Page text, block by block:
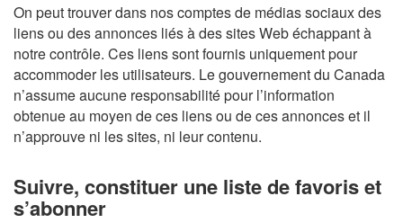
On peut trouver dans nos comptes de médias sociaux des
liens ou des annonces liés à des sites Web échappant à
notre contrôle. Ces liens sont fournis uniquement pour
accommoder les utilisateurs. Le gouvernement du Canada
n’assume aucune responsabilité pour l’information
obtenue au moyen de ces liens ou de ces annonces et il
n’approuve ni les sites, ni leur contenu.
Suivre, constituer une liste de favoris et
s’abonner